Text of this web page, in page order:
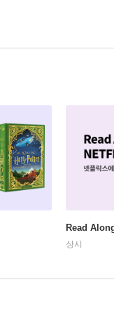
Read
상시